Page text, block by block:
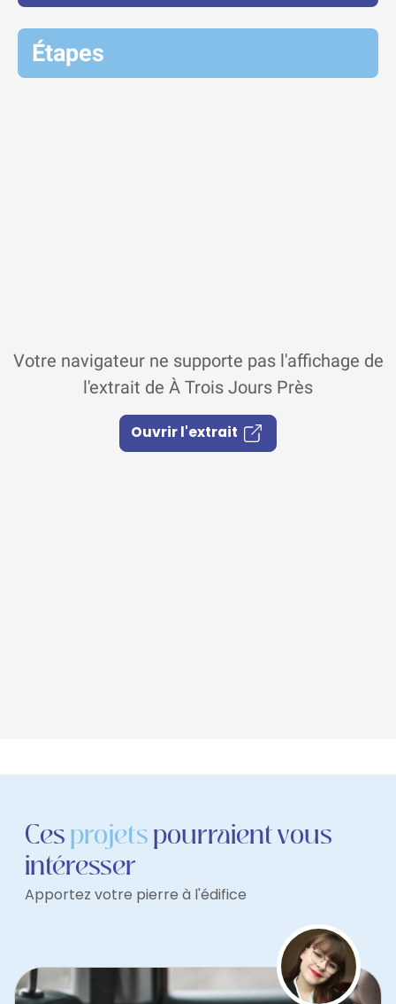
Étapes
Votre navigateur ne supporte pas l'affichage de
l'extrait de À Trois Jours Près
Ouvrir l'extrait
Cesprojetspourraient vous
intéresser
Apportez votre pierre à l'édifice